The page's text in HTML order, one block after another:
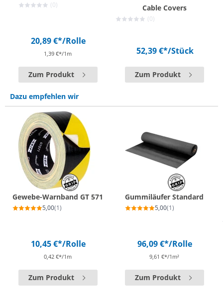
(0)
20,89 €*/Rolle
1,39 €*/1m
Zum Produkt
Cable Covers
(0)
52,39 €*/Stück
Zum Produkt
Dazu empfehlen wir
Gewebe-Warnband GT 571
5,00(1)
10,45 €*/Rolle
0,42 €*/1m
Zum Produkt
Gummiläufer Standard
5,00(1)
96,09 €*/Rolle
9,61 €*/1m²
Zum Produkt